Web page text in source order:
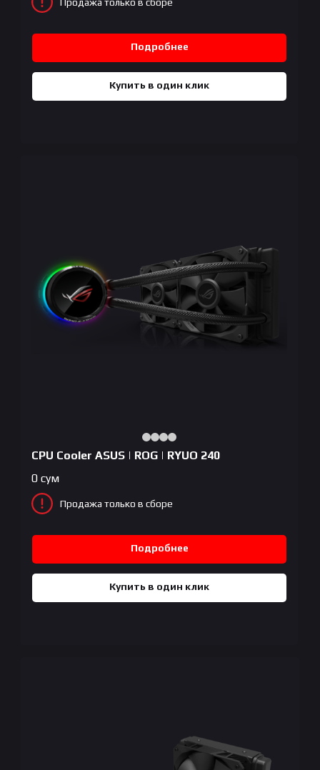
Подробнее
Купить в один клик
CPU Cooler ASUS | ROG | RYUO 240
0 сум
Продажа только в сборе
Подробнее
Купить в один клик